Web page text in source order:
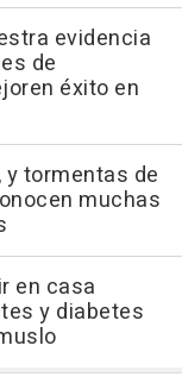
evidencia
de
éxito en
tormentas de
muchas
en casa
y diabetes